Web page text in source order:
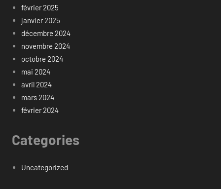
février 2025
janvier 2025
décembre 2024
novembre 2024
octobre 2024
mai 2024
avril 2024
mars 2024
février 2024
Categories
Uncategorized